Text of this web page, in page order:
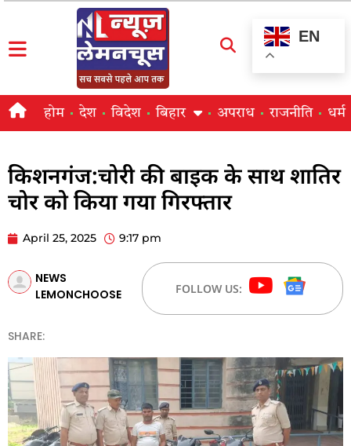
EN
होम देश विदेश बिहार अपराध राजनीति धर्म
किशनगंज:चोरी की बाइक के साथ शातिर
चोर को किया गया गिरफ्तार
April 25, 2025 9:17 pm
NEWS
LEMONCHOOSE
FOLLOW US:
SHARE: